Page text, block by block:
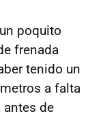
poquito
frenada
tenido un
a falta
antes de